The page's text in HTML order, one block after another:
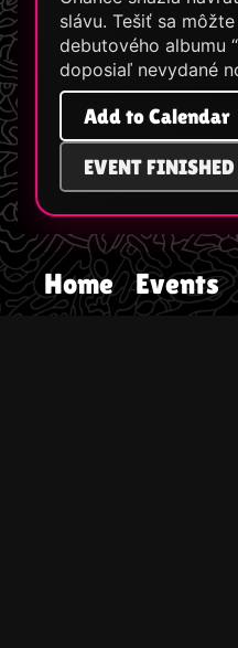
slávu. Tešiť sa
debutového albumu
doposiaľ nevydané
Add to Calendar
EVENT FINISHED
Home Events